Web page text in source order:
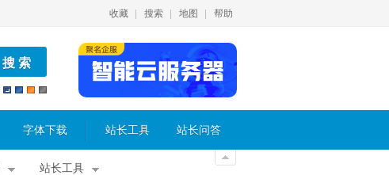
收藏 搜索 地图 帮助
字体下载 站长工具 站长问答
站长工具